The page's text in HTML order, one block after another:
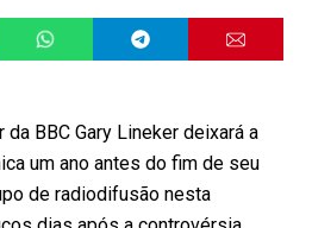
BBC Gary Lineker deixará a
um ano antes do fim de seu
de radiodifusão nesta